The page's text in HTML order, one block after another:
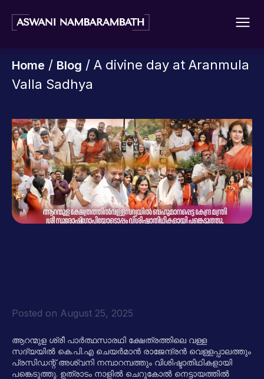
Home / Blog / A divine day at Aranmula
Valla Sadhya
Posted on August 25, 2025
ആറന്മുള ശ്രീ പാര്‍ത്ഥസാരഥി ക്ഷേത്രത്തിലെ വള്ള
സദ്യയില്‍ കെ.പി.എ ചെയര്‍മാന്‍ രാജേന്ദ്രന്‍ വെള്ളപ്പാലത്തും
പ്രസിഡന്റ് അശ്വനി നമ്പാറമ്പത്തും വിശിഷ്ടാതിഥികളായി
പങ്കെടുത്തു. ഉത്രാടം നാളില്‍ ചെറുകോല്‍ നെട്ടായത്തില്‍